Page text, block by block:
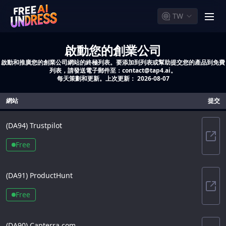
TW
啟動您的創業公司
啟動和推廣您的創業公司網站的終極列表。要添加到列表或幫助提交您的產品到免費
列表，請發送電子郵件至：contact@tap4.ai。
每天策劃和更新。上次更新： 2026-08-07
網站 提交
(DA94) Trustpilot
Free
(DA91) ProductHunt
Free